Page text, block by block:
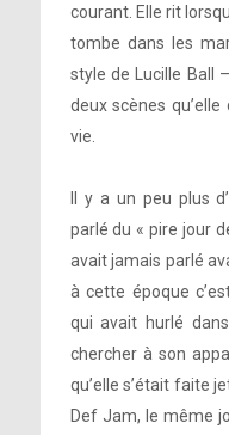
courant. Elle rit
tombe dans les
style de Lucille Ball
deux scènes
vie.
Il y a un peu plus
parlé du « pire jour
avait jamais parlé
à cette époque
qui avait hurlé
chercher à son
qu’elle s’était faite
Def Jam, le même